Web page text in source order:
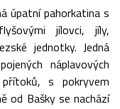
úpatní pahorkatina s
jílovci, jíly,
jednotky. Jedná
náplavových
s pokryvem
od Bašky se nachází